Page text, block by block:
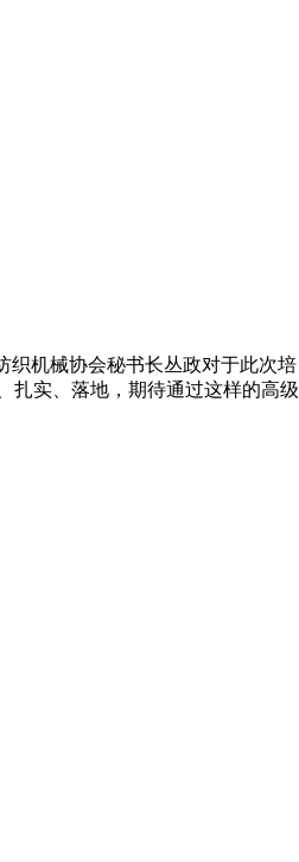
织机械协会秘书长丛政对于此次培
扎实、落地，期待通过这样的高级